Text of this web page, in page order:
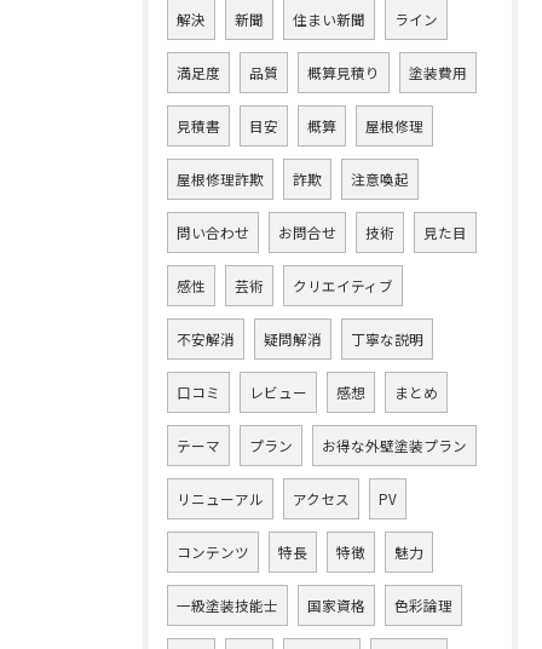
解決 新聞 住まい新聞 ライン
満足度 品質 概算見積り 塗装費用
見積書 目安 概算 屋根修理
屋根修理詐欺 詐欺 注意喚起
問い合わせ お問合せ 技術 見た目
感性 芸術 クリエイティブ
不安解消 疑問解消 丁寧な説明
口コミ レビュー 感想 まとめ
テーマ プラン お得な外壁塗装プラン
リニューアル アクセス PV
コンテンツ 特長 特徴 魅力
一級塗装技能士 国家資格 色彩論理